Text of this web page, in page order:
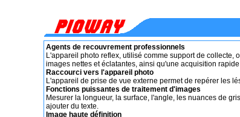
Agents de recouvrement professionnels
L'appareil photo reflex, utilisé comme support de collecte,
images nettes et éclatantes, ainsi qu'une acquisition
Raccourci vers l'appareil photo
L'appareil de prise de vue externe permet de repérer les
Fonctions puissantes de traitement d'images
Mesurer la longueur, la surface, l'angle, les nuances de
ajouter du texte.
Image haute définition